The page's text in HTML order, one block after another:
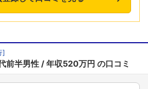
]
前半男性 年収520万円 の口コミ